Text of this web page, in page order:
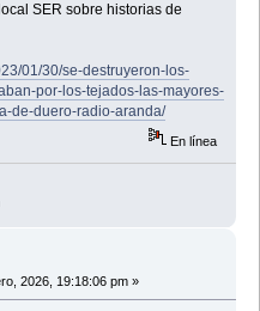
SER sobre historias de
01/30/se-destruyeron-los-
por-los-tejados-las-mayores-
de-duero-radio-aranda/
En línea
2026, 19:18:06 pm »